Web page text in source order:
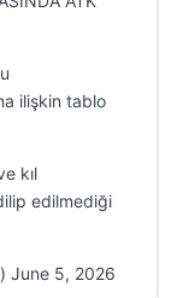
ilişkin tablo
kıl
edilmediği
June 5, 2026